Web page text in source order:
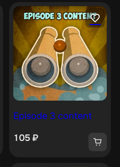
Episode 3 content
105 ₽